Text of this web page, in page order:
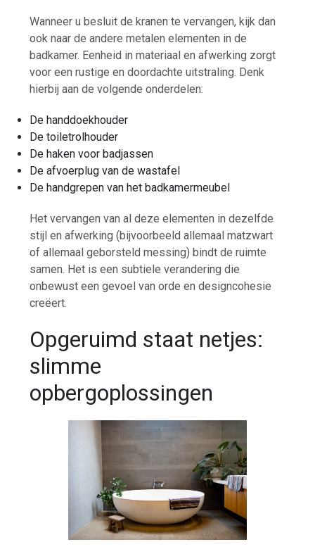
Wanneer u besluit de kranen te vervangen, kijk dan
ook naar de andere metalen elementen in de
badkamer. Eenheid in materiaal en afwerking zorgt
voor een rustige en doordachte uitstraling. Denk
hierbij aan de volgende onderdelen:
De handdoekhouder
De toiletrolhouder
De haken voor badjassen
De afvoerplug van de wastafel
De handgrepen van het badkamermeubel
Het vervangen van al deze elementen in dezelfde
stijl en afwerking (bijvoorbeeld allemaal matzwart
of allemaal geborsteld messing) bindt de ruimte
samen. Het is een subtiele verandering die
onbewust een gevoel van orde en designcohesie
creëert.
Opgeruimd staat netjes:
slimme
opbergoplossingen